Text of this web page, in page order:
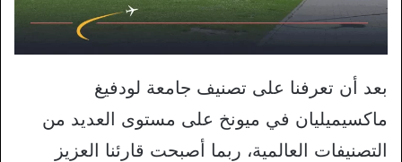
بعد أن تعرفنا على تصنيف جامعة لودفيغ
ماكسيميليان في ميونخ على مستوى العديد من
التصنيفات العالمية، ربما أصبحت قارئنا العزيز